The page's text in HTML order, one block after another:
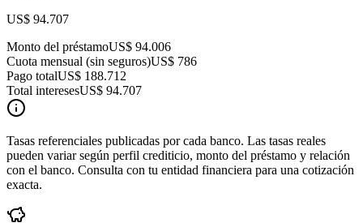
US$ 94.707
Monto del préstamoUS$ 94.006
Cuota mensual (sin seguros)US$ 786
Pago totalUS$ 188.712
Total interesesUS$ 94.707
Tasas referenciales publicadas por cada banco. Las tasas reales
pueden variar según perfil crediticio, monto del préstamo y relación
con el banco. Consulta con tu entidad financiera para una cotización
exacta.